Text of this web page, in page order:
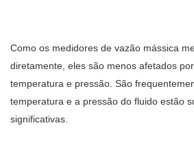
Como os medidores de vazão mássica
diretamente, eles são menos afetados
temperatura e pressão. São
temperatura e a pressão do fluido estão
significativas.